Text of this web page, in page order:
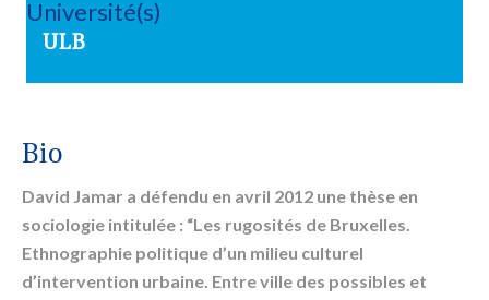
Bio
David Jamar a défendu en avril 2012 une thèse en
sociologie intitulée : “Les rugosités de Bruxelles.
Ethnographie politique d’un milieu culturel
d’intervention urbaine. Entre ville des possibles et
Université(s)
ULB